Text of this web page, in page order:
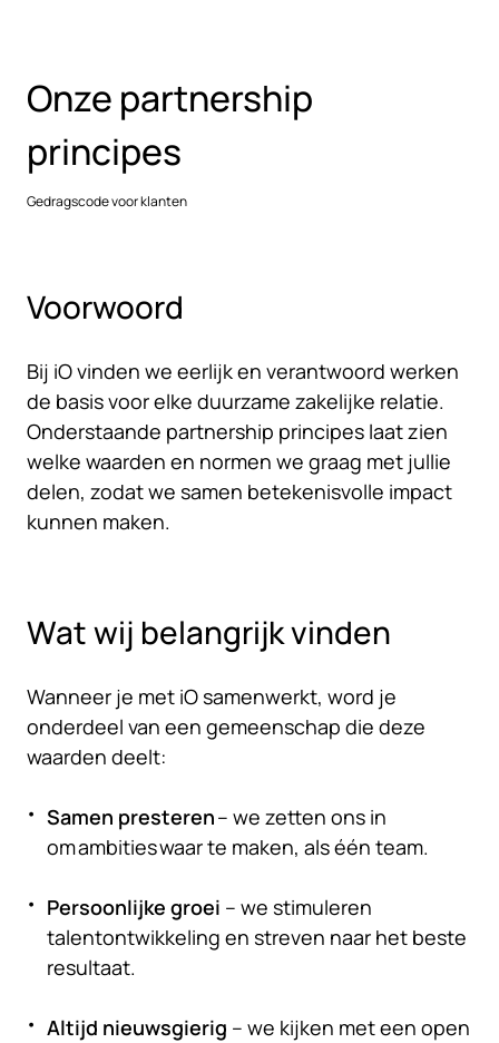
Onze partnership
principes
Gedragscode voor klanten
Voorwoord
Bij iO vinden we eerlijk en verantwoord werken
de basis voor elke duurzame zakelijke relatie.
Onderstaande partnership principes laat zien
welke waarden en normen we graag met jullie
delen, zodat we samen betekenisvolle impact
kunnen maken.
Wat wij belangrijk vinden
Wanneer je met iO samenwerkt, word je
onderdeel van een gemeenschap die deze
waarden deelt:
Samen presteren– we zetten ons in
om ambities waar te maken, als één team.
Persoonlijke groei – we stimuleren
talentontwikkeling en streven naar het beste
resultaat.
Altijd nieuwsgierig – we kijken met een open